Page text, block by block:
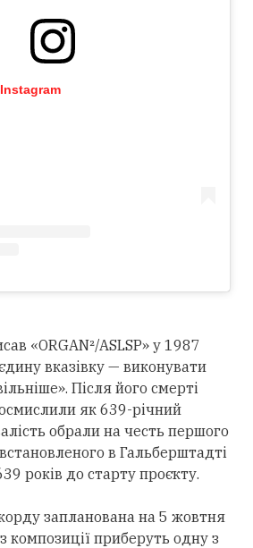
«ORGAN²/ASLSP» у 1987
вказівку — виконувати
Після його смерті
як 639-річний
обрали на честь першого
в Гальберштадті
років до старту проєкту.
запланована на 5 жовтня
композиції приберуть одну з